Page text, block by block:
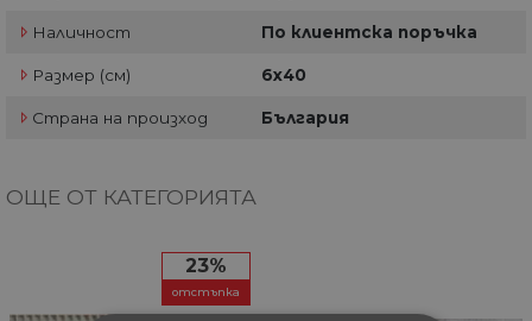
Наличност По клиентска поръчка
Размер (см) 6х40
Страна на произход България
ОЩЕ ОТ КАТЕГОРИЯТА
23%
отстъпка